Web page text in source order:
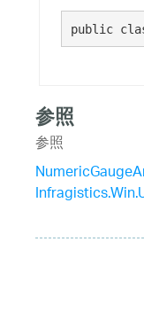
public
参照
参照